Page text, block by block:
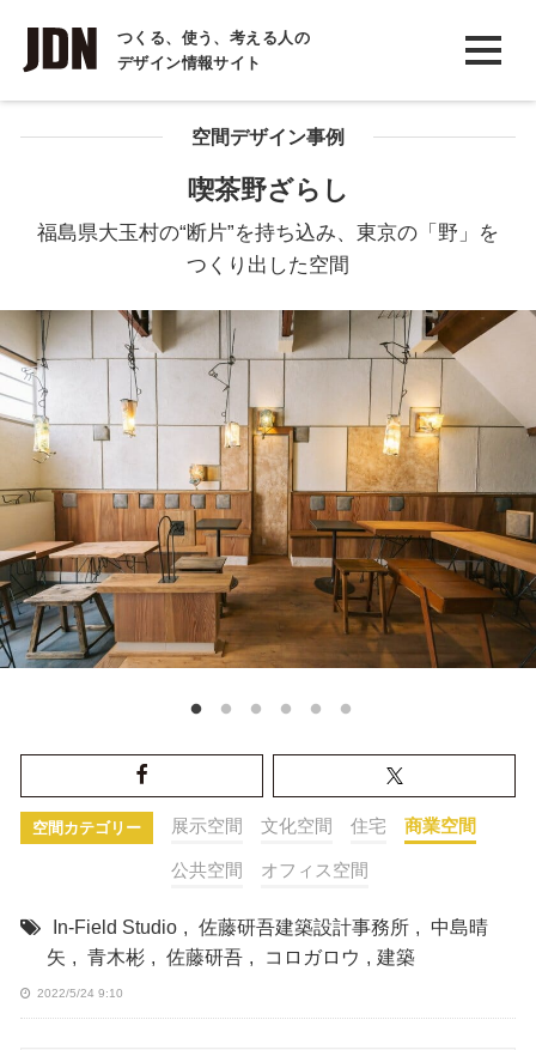
つくる、使う、考える人の
デザイン情報サイト
INTERVIEW
インタビュー
REPORT
COLUMN
空間デザイン事例
喫茶野ざらし
福島県大玉村の“断片”を持ち込み、東京の「野」を
つくり出した空間
空間カテゴリー 展示空間 文化空間 住宅 商業空間
公共空間 オフィス空間
In-Field Studio , 佐藤研吾建築設計事務所 ,
中島晴
矢 , 青木彬 , 佐藤研吾 , コロガロウ , 建築
2022/5/24 9:10